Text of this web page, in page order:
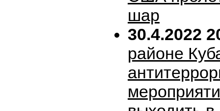
шар
30.4.2022
районе